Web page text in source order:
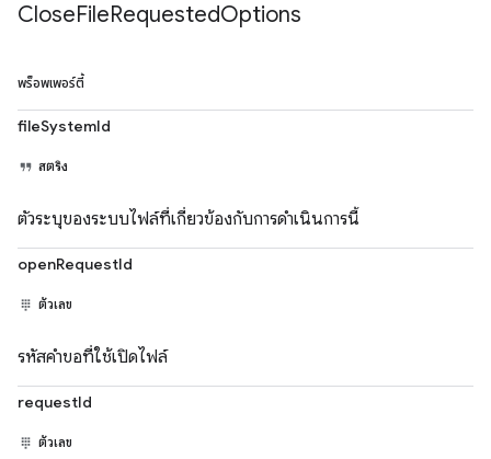
CloseFileRequestedOptions
พร็อพเพอร์ตี้
fileSystemId
สตริง
ตัวระบุของระบบไฟล์ที่เกี่ยวข้องกับการดำเนินการนี้
openRequestId
ตัวเลข
รหัสคำขอที่ใช้เปิดไฟล์
requestId
ตัวเลข